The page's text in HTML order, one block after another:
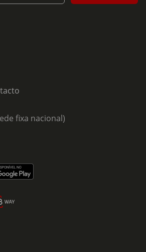
fixa nacional)